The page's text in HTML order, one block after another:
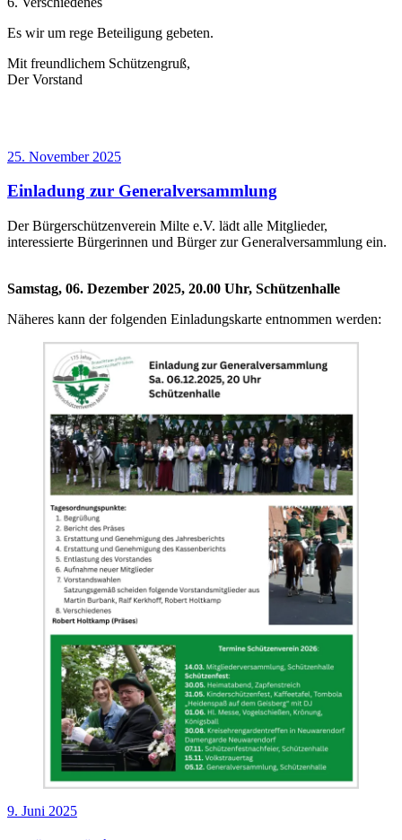
Es wir um rege Beteiligung gebeten.
Mit freundlichem Schützengruß,
Der Vorstand
Veröffentlicht
25. November 2025
Einladung zur Generalversammlung
Der Bürgerschützenverein Milte e.V. lädt alle Mitglieder,
interessierte Bürgerinnen und Bürger zur Generalversammlung ein.
Samstag, 06. Dezember 2025, 20.00 Uhr, Schützenhalle
Näheres kann der folgenden Einladungskarte entnommen werden:
Veröffentlicht
9. Juni 2025